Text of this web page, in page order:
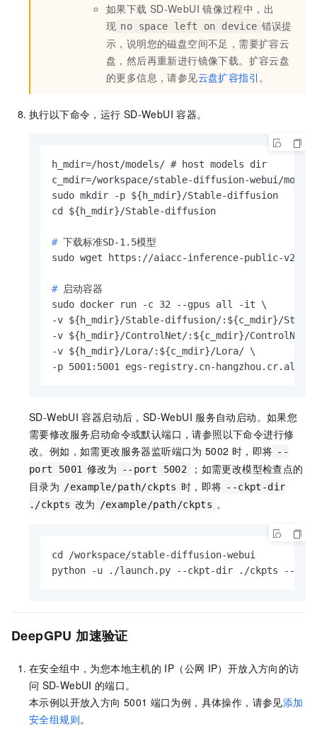
如果下载 SD-WebUI 镜像过程中，出
现 no space left on device 错误提
示，说明您的磁盘空间不足，需要扩容云
盘，然后再重新进行镜像下载。扩容云盘
的更多信息，请参见云盘扩容指引 。
执行以下命令，运行 SD-WebUI 容器。
h_mdir=/host/models/ # host models dir
c_mdir=/workspace/stable-diffusion-webui/
sudo mkdir -p ${h_mdir}/Stable-diffusion
# 下载标准SD-1.5模型
# 启动容器
sudo docker run -c 32 --gpus all -it \
-v ${h_mdir}/Stable-diffusion/:${c_mdir}/
-v ${h_mdir}/ControlNet/:${c_mdir}/
-v ${h_mdir}/Lora/:${c_mdir}/Lora/ \
-p 5001:5001 egs-registry.cn-
SD-WebUI 容器启动后，SD-WebUI 服务自动启动。如果您
需要修改服务启动命令或默认端口，请参照以下命令进行修
改。例如，如需更改服务器监听端口为 5002 时，即将 --
port 5001 修改为 --port 5002
；如需更改模型检查点的
目录为 /example/path/ckpts 时，即将 --ckpt-dir
./ckpts 改为 /example/path/ckpts 。
cd /workspace/stable-diffusion-webui
python -u ./launch.py --ckpt-dir ./ckpts --
DeepGPU 加速验证
在安全组中，为您本地主机的 IP（公网 IP）开放入方向的访
问 SD-WebUI 的端口。
本示例以开放入方向 5001 端口为例，具体操作，请参见添加
安全组规则。